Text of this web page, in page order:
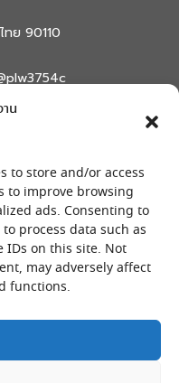
น
to store and/or access
to improve browsing
ads. Consenting to
process data such as
IDs on this site. Not
may adversely affect
functions.
ทย 90110